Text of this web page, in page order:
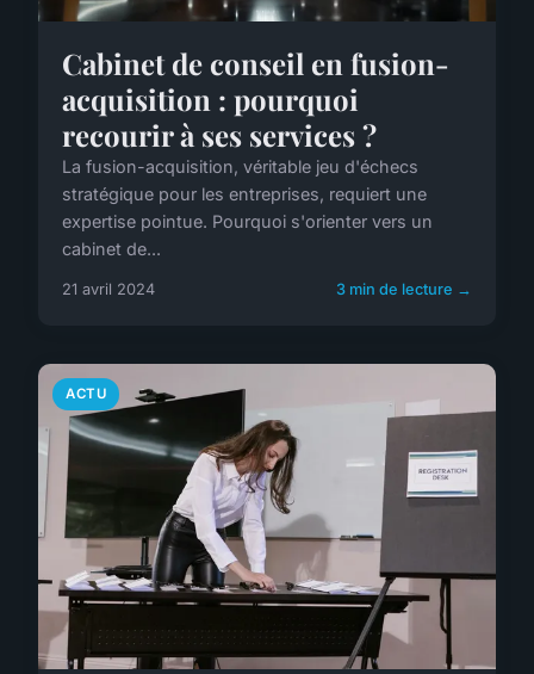
Cabinet de conseil en fusion-
acquisition : pourquoi
recourir à ses services ?
La fusion-acquisition, véritable jeu d'échecs
stratégique pour les entreprises, requiert une
expertise pointue. Pourquoi s'orienter vers un
cabinet de...
21 avril 2024 3 min de lecture →
ACTU